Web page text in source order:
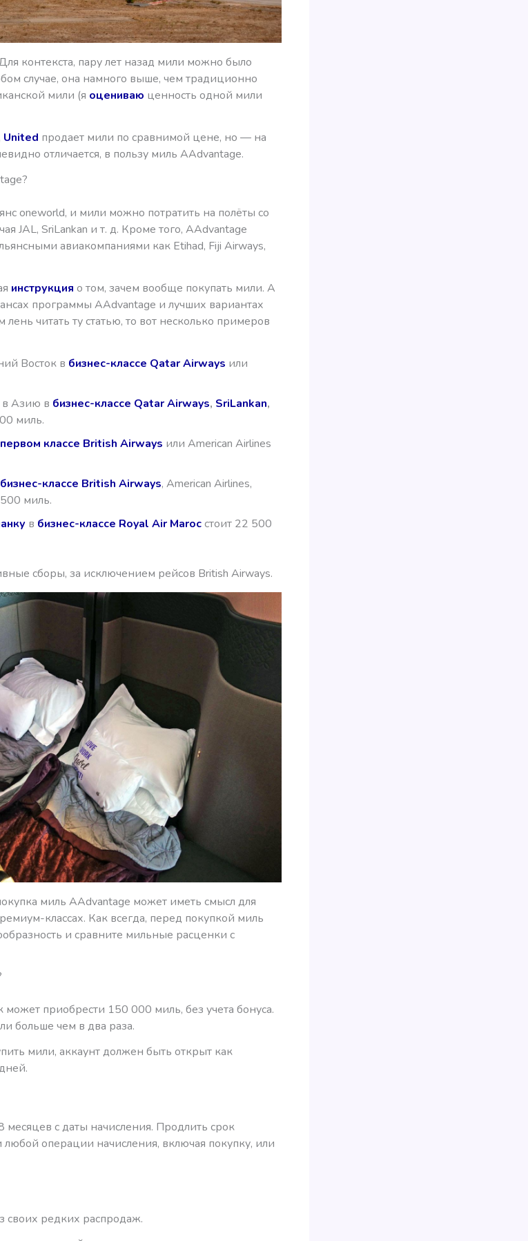
контекста, пару лет назад мили можно было
случае, она намного выше, чем традиционно
мили (я оцениваю ценность одной мили
United продает мили по сравнимой цене, но — на
отличается, в пользу миль AAdvantage.
oneworld, и мили можно потратить на полёты со
JAL, SriLankan и т. д. Кроме того, AAdvantage
авиакомпаниями как Etihad, Fiji Airways,
инструкция о том, зачем вообще покупать мили. А
программы AAdvantage и лучших вариантах
читать ту статью, то вот несколько примеров
Восток в бизнес-классе Qatar Airways или
в Азию в бизнес-классе Qatar Airways, SriLankan,
миль.
первом классе British Airways или American Airlines
бизнес-классе British Airways, American Airlines,
миль.
в бизнес-классе Royal Air Marocстоит 22 500
сборы, за исключением рейсов British Airways.
миль AAdvantage может иметь смысл для
классах. Как всегда, перед покупкой миль
и сравните мильные расценки с
может приобрести 150 000 миль, без учета бонуса.
больше чем в два раза.
мили, аккаунт должен быть открыт как
с даты начисления. Продлить срок
операции начисления, включая покупку, или
своих редких распродаж.